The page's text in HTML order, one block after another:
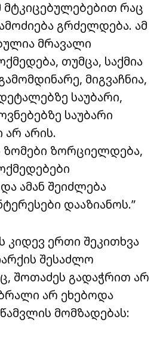
რაც
გრძელდება. ამ
მრავალი
თუმცა, საქმია
მიგვაჩნია,
საუბარი,
საუბარი
არ არის.
ზორციელდება,
ამან შეიძლება
დააზიანოს.”
კიდევ ერთი შეკითხვა
შესაძლო
შოთაძეს გადაჭრით არ
არ ეხებოდა
მომზადებას: